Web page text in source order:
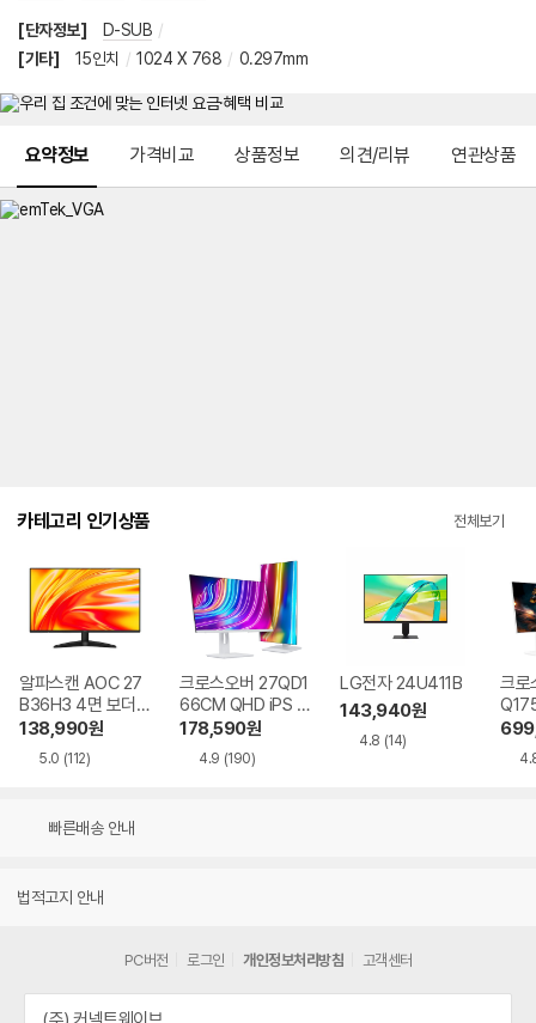
[단자정보] D-SUB /
[기타]
15인치 / 1024 X 768 / 0.297mm
요약정보 가격비교 상품정보 의견/리뷰 연관상품
카테고리 인기상품 전체보기
알파스캔 AOC 27
B36H3 4면 보더리
스 IPS 120 시력보
호 무결점
138,990원
5.0 (112)
크로스오버 27QD1
66CM QHD iPS U
SB-C 화이트 Ai 멀
티스탠드
178,590원
4.9 (190)
LG전자 24U411B
143,940원
4.8 (14)
크로
Ai
빠른배송 안내
법적고지 안내
PC버전 로그인 개인정보처리방침 고객센터